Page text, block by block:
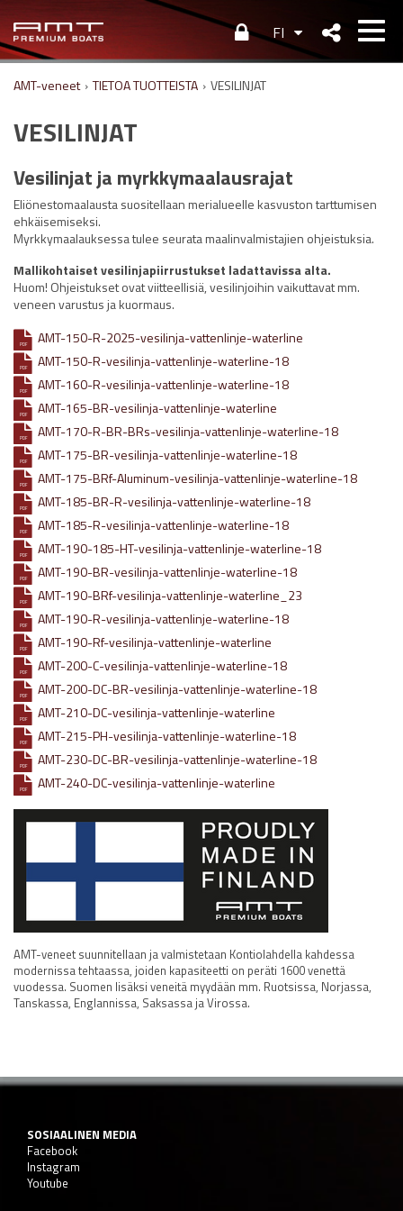
FI
AMT-veneet › TIETOA TUOTTEISTA › VESILINJAT
VESILINJAT
Vesilinjat ja myrkkymaalausrajat
Eliönestomaalausta suositellaan merialueelle kasvuston tarttumisen
ehkäisemiseksi.
Myrkkymaalauksessa tulee seurata maalinvalmistajien ohjeistuksia.
Mallikohtaiset vesilinjapiirrustukset ladattavissa alta.
Huom! Ohjeistukset ovat viitteellisiä, vesilinjoihin vaikuttavat mm.
veneen varustus ja kuormaus.
PDF AMT-150-R-2025-vesilinja-vattenlinje-waterline
PDF AMT-150-R-vesilinja-vattenlinje-waterline-18
PDF AMT-160-R-vesilinja-vattenlinje-waterline-18
PDF AMT-165-BR-vesilinja-vattenlinje-waterline
PDF AMT-170-R-BR-BRs-vesilinja-vattenlinje-waterline-18
PDF AMT-175-BR-vesilinja-vattenlinje-waterline-18
PDF AMT-175-BRf-Aluminum-vesilinja-vattenlinje-waterline-18
PDF AMT-185-BR-R-vesilinja-vattenlinje-waterline-18
PDF AMT-185-R-vesilinja-vattenlinje-waterline-18
PDF AMT-190-185-HT-vesilinja-vattenlinje-waterline-18
PDF AMT-190-BR-vesilinja-vattenlinje-waterline-18
PDF AMT-190-BRf-vesilinja-vattenlinje-waterline_23
PDF AMT-190-R-vesilinja-vattenlinje-waterline-18
PDF AMT-190-Rf-vesilinja-vattenlinje-waterline
PDF AMT-200-C-vesilinja-vattenlinje-waterline-18
PDF AMT-200-DC-BR-vesilinja-vattenlinje-waterline-18
PDF AMT-210-DC-vesilinja-vattenlinje-waterline
PDF AMT-215-PH-vesilinja-vattenlinje-waterline-18
PDF AMT-230-DC-BR-vesilinja-vattenlinje-waterline-18
PDF AMT-240-DC-vesilinja-vattenlinje-waterline
AMT-veneet suunnitellaan ja valmistetaan Kontiolahdella kahdessa
modernissa tehtaassa, joiden kapasiteetti on peräti 1600 venettä
vuodessa. Suomen lisäksi veneitä myydään mm. Ruotsissa, Norjassa,
Tanskassa, Englannissa, Saksassa ja Virossa.
SOSIAALINEN MEDIA
Facebook
Instagram
Youtube